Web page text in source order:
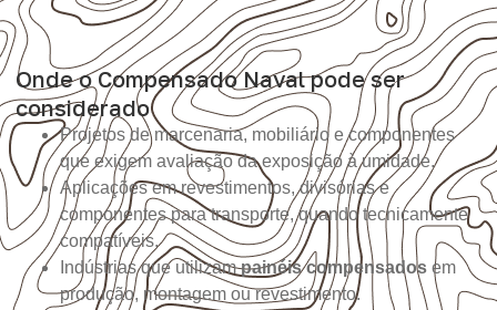
Onde o Compensado Naval pode ser
considerado
Projetos de marcenaria, mobiliário e componentes
que exigem avaliação da exposição à umidade.
Aplicações em revestimentos, divisórias e
componentes para transporte, quando tecnicamente
compatíveis.
Indústrias que utilizampainéis compensados em
produção, montagem ou revestimento.